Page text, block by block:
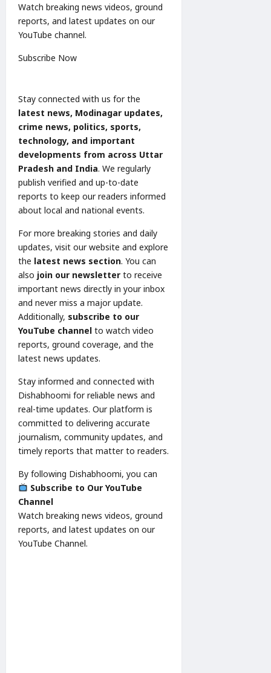
Watch breaking news videos, ground
reports, and latest updates on our
YouTube channel.
Subscribe Now
Stay connected with us for the
latest news, Modinagar updates,
crime news, politics, sports,
technology, and important
developments from across Uttar
Pradesh and India. We regularly
publish verified and up-to-date
reports to keep our readers informed
about local and national events.
For more breaking stories and daily
updates, visit our website and explore
the latest news section. You can
also join our newsletter to receive
important news directly in your inbox
and never miss a major update.
Additionally, subscribe to our
YouTube channel to watch video
reports, ground coverage, and the
latest news updates.
Stay informed and connected with
Dishabhoomi for reliable news and
real-time updates. Our platform is
committed to delivering accurate
journalism, community updates, and
timely reports that matter to readers.
By following Dishabhoomi, you can
Subscribe to Our YouTube
Channel
Watch breaking news videos, ground
reports, and latest updates on our
YouTube Channel.